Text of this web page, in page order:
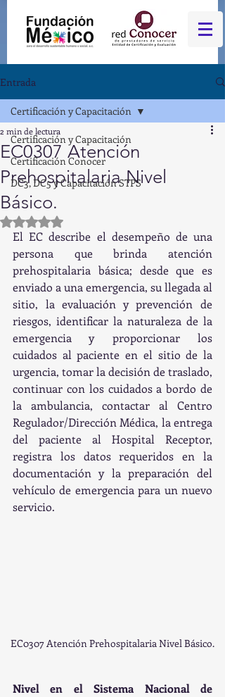
Entrada
Certificación y Capacitación
Certificación Conocer
DC3, DC5 y Capacitación STPS
Certificación y Capacitación
EC0307 Atención
Prehospitalaria Nivel
Básico.
2 min de lectura
Obtuvo NaN de 5 estrellas.
El EC describe el desempeño de una
persona que brinda atención
prehospitalaria básica; desde que es
enviado a una emergencia, su llegada al
sitio, la evaluación y prevención de
riesgos, identificar la naturaleza de la
emergencia y proporcionar los
cuidados al paciente en el sitio de la
urgencia, tomar la decisión de traslado,
continuar con los cuidados a bordo de
la ambulancia, contactar al Centro
Regulador/Dirección Médica, la entrega
del paciente al Hospital Receptor,
registra los datos requeridos en la
documentación y la preparación del
vehículo de emergencia para un nuevo
servicio.
EC0307 Atención Prehospitalaria Nivel Básico.
Nivel en el Sistema Nacional de